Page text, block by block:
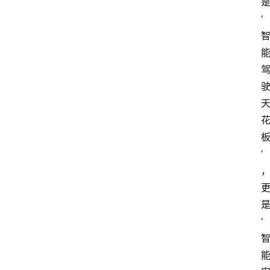
‘
智
能
驾
驶
天
花
板
’
，
更
是
‘
智
能